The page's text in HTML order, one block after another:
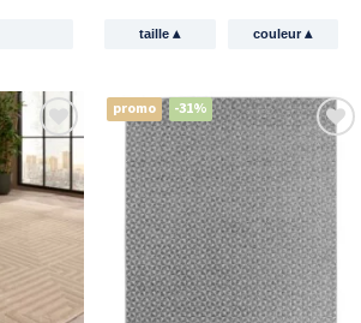
taille▴ couleur▴
promo -31%